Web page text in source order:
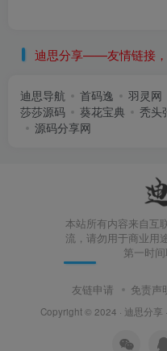
迪思分享——友情链接
迪思导航 首码逸 羽灵网
莎莎源码
葵花宝典 秃头
源码分享网
本站所有内容来自互
流，请勿用于商业用
第一时
友链申请 免责声
Copyright © 2024 · 迪思分享